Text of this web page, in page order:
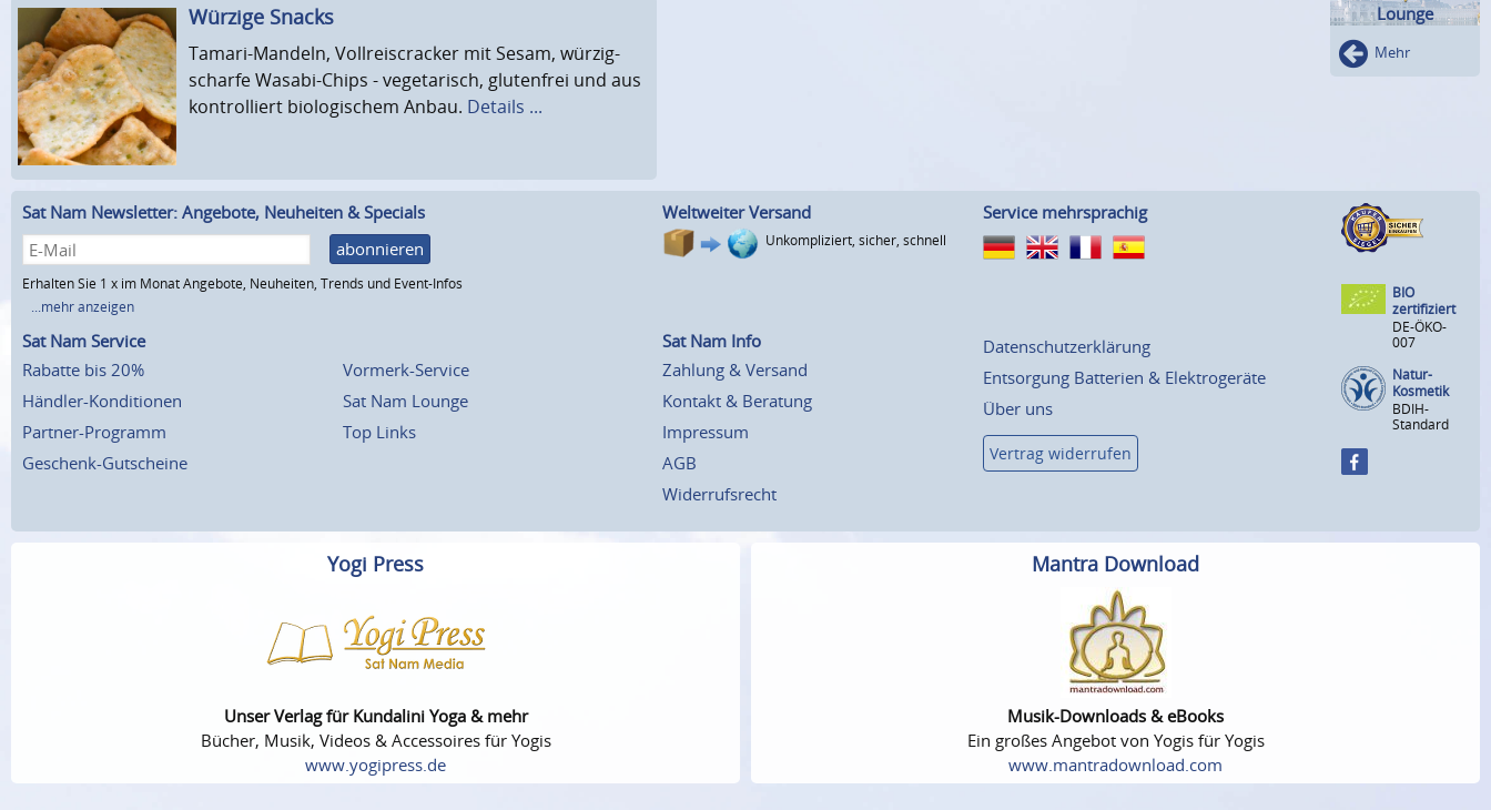
Würzige Snacks
Tamari-Mandeln, Vollreiscracker mit Sesam, würzig-
scharfe Wasabi-Chips - vegetarisch, glutenfrei und aus
kontrolliert biologischem Anbau. Details ...
Lounge
Mehr
Sat Nam Newsletter: Angebote, Neuheiten & Specials
abonnieren
Erhalten Sie 1 x im Monat Angebote, Neuheiten, Trends und Event-Infos
...mehr anzeigen
Weltweiter Versand
Unkompliziert, sicher, schnell
Service mehrsprachig
Sat Nam Service
Rabatte bis 20%
Händler-Konditionen
Partner-Programm
Geschenk-Gutscheine
Vormerk-Service
Sat Nam Lounge
Top Links
Sat Nam Info
Zahlung & Versand
Kontakt & Beratung
Impressum
AGB
Widerrufsrecht
Datenschutzerklärung
Entsorgung Batterien & Elektrogeräte
Über uns
Vertrag widerrufen
BIO
zertifiziert
DE-ÖKO-
007
Natur-
Kosmetik
BDIH-
Standard
Yogi Press
Unser Verlag für Kundalini Yoga & mehr
Bücher, Musik, Videos & Accessoires für Yogis
www.yogipress.de
Mantra Download
Musik-Downloads & eBooks
Ein großes Angebot von Yogis für Yogis
www.mantradownload.com